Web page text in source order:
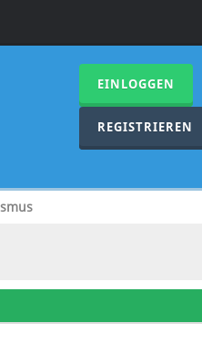
EINLOGGEN
REGISTRIEREN